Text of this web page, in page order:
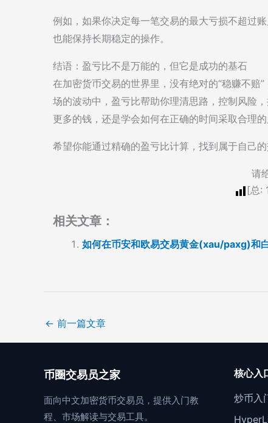
例如，如果你决定每一笔交易的最大亏损不超过
也能保持长期稳定的操作。
结语：盈亏比不是万能的，但它是成功的基石
在加密货币交易的世界里，没有绝对的“稳赚不赔
场的波动中，盈亏比帮助你理清思路，控制风险
更多的钱，还是学会如何在正确的时间采取合理的
希望你能通过精确的盈亏比计算，找到属于自己
请
[总:
相关文章：
如何在币安和欧易交易黄金(xau/paxg)和
← 前一篇文章
币圈交易员之家
面向中文加密货币交易员，提供入门教
程、市场解读与交易工具。
核心入
炒币入